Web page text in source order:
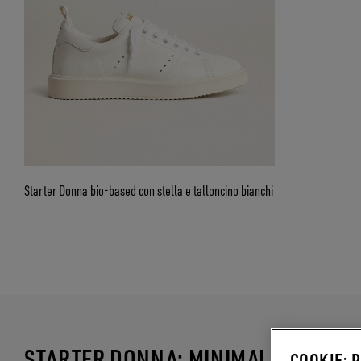
Starter Donna bio-based con stella e talloncino bianchi